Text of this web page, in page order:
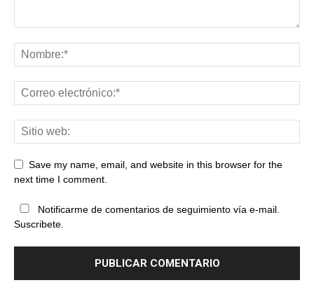
Save my name, email, and website in this browser for the
next time I comment.
Notificarme de comentarios de seguimiento vía e-mail.
Suscribete.